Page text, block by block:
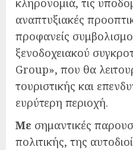
κληρονομιά, τις
αναπτυξιακές
προφανείς
ξενοδοχειακού
Group», που θα
τουριστικής και
ευρύτερη περιοχή.
Με σημαντικές
πολιτικής, της